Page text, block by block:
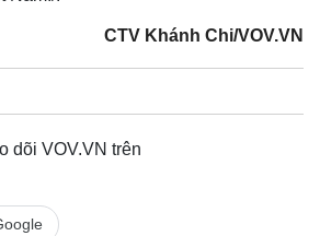
CTV Khánh Chi/VOV.VN
dõi VOV.VN trên